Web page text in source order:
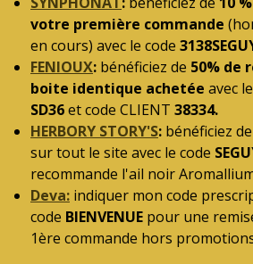
votre première commande
en cours) avec le code
FENIOUX: bénéficiez de 50% de
boite identique achetée avec
SD36et code CLIENT 38334.
HERBORY STORY'S: bénéficiez de
sur tout le site avec le code
recommande l'ail noir
Deva: indiquer mon code
code BIENVENUE pour une
1ère commande hors